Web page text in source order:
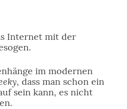
Internet mit der
im modernen
, dass man schon ein
sein kann, es nicht